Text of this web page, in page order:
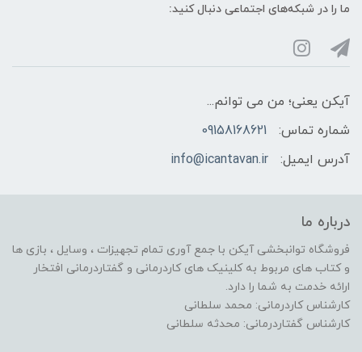
ما را در شبکه‌های اجتماعی دنبال کنید:
آیکن یعنی؛ من می توانم...
شماره تماس:
09158168621
آدرس ایمیل:
info@icantavan.ir
درباره ما
فروشگاه توانبخشی آیکن با جمع آوری تمام تجهیزات ، وسایل ، بازی ها
و کتاب های مربوط به کلینیک های کاردرمانی و گفتاردرمانی افتخار
ارائه خدمت به شما را دارد.
کارشناس کاردرمانی: محمد سلطانی
کارشناس گفتاردرمانی: محدثه سلطانی